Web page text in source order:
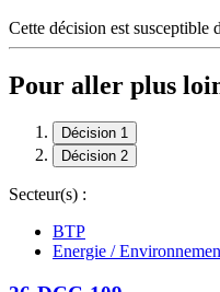
Cette décision est susceptible
Pour aller plus
Décision 1
Décision 2
Secteur(s) :
BTP
Energie /